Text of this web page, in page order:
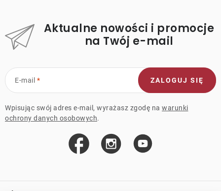
Aktualne nowości i promocje
na Twój e-mail
E-mail
Wpisując swój adres e-mail, wyrażasz zgodę na warunki
ochrony danych osobowych.
ZALOGUJ SIĘ
t